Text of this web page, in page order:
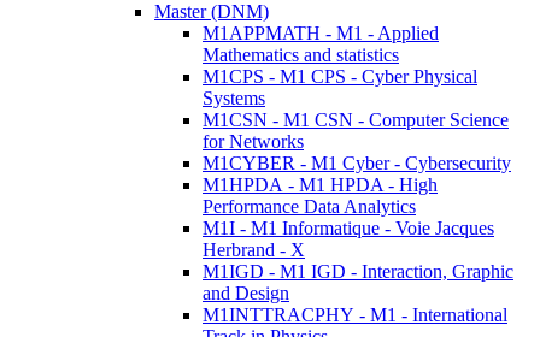
Master (DNM)
M1APPMATH - M1 - Applied
Mathematics and statistics
M1CPS - M1 CPS - Cyber Physical
Systems
M1CSN - M1 CSN - Computer Science
for Networks
M1CYBER - M1 Cyber - Cybersecurity
M1HPDA - M1 HPDA - High
Performance Data Analytics
M1I - M1 Informatique - Voie Jacques
Herbrand - X
M1IGD - M1 IGD - Interaction, Graphic
and Design
M1INTTRACPHY - M1 - International